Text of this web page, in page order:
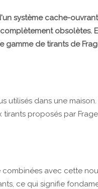
système cache-
obsolètes.
de tirants de
utilisés dans une
proposés par
avec cette
ce qui signifie